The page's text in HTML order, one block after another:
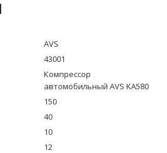
AVS
43001
Компрессор
автомобильный AVS KA580
150
40
10
12